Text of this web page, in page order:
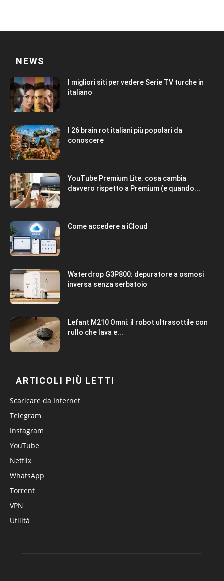
NEWS
I migliori siti per vedere Serie TV turche in
italiano
I 26 brain rot italiani più popolari da
conoscere
YouTube Premium Lite: cosa cambia
davvero rispetto a Premium (e quando...
Come accedere a iCloud
Waterdrop G3P800: depuratore a osmosi
inversa senza serbatoio
Lefant M210 Omni: il robot ultrasottile con
rullo che lava e...
ARTICOLI PIÙ LETTI
Scaricare da Internet
Telegram
Instagram
YouTube
Netflix
WhatsApp
Torrent
VPN
Utilità